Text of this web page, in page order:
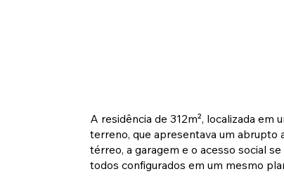
A residência de 312m², localizada
terreno, que apresentava um abrupto
térreo, a garagem e o acesso social
todos configurados em um mesmo